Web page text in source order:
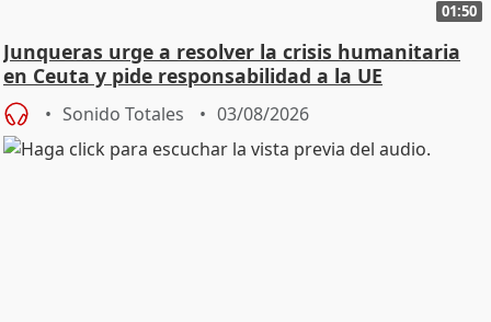
01:50
Junqueras urge a resolver la crisis humanitaria
en Ceuta y pide responsabilidad a la UE
Sonido Totales 03/08/2026